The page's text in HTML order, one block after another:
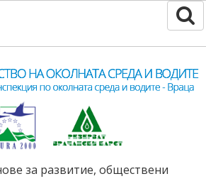
за развитие, обществени